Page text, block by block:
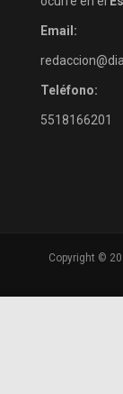
Email:
Teléfono:
5518166201
Copyright ©